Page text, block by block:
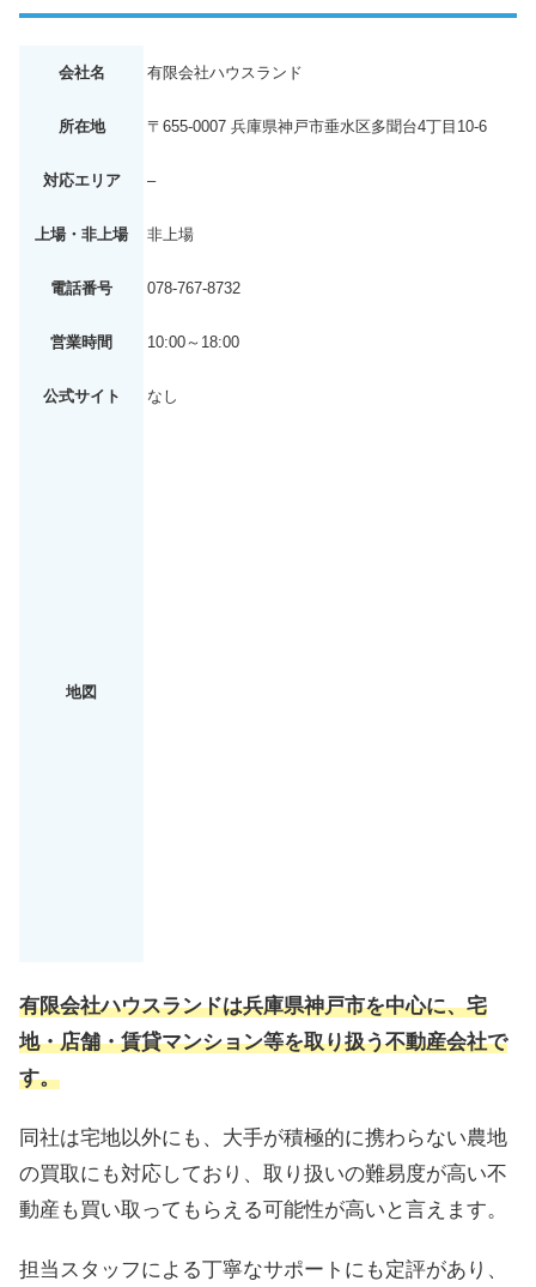
会社名 有限会社ハウスランド
所在地 〒655-0007 兵庫県神戸市垂水区多聞台4丁目10-6
対応エリア –
上場・非上場 非上場
電話番号 078-767-8732
営業時間 10:00～18:00
公式サイト なし
地図
有限会社ハウスランドは兵庫県神戸市を中心に、宅
地・店舗・賃貸マンション等を取り扱う不動産会社で
す。
同社は宅地以外にも、大手が積極的に携わらない農地
の買取にも対応しており、取り扱いの難易度が高い不
動産も買い取ってもらえる可能性が高いと言えます。
担当スタッフによる丁寧なサポートにも定評があり、